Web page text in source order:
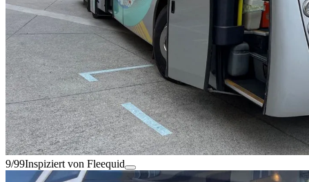
9/99Inspiziert von Fleequid